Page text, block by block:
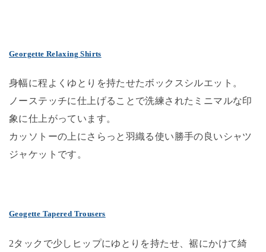
Georgette Relaxing Shirts
身幅に程よくゆとりを持たせたボックスシルエット。
ノーステッチに仕上げることで洗練されたミニマルな印
象に仕上がっています。
カッソトーの上にさらっと羽織る使い勝手の良いシャツ
ジャケットです。
Geogette Tapered Trousers
2タックで少しヒップにゆとりを持たせ、裾にかけて綺